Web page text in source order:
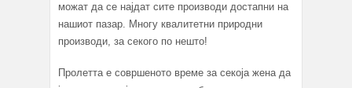
можат да се најдат сите производи достапни на
нашиот пазар. Многу квалитетни природни
производи, за секого по нешто!
Пролетта е совршеното време за секоја жена да